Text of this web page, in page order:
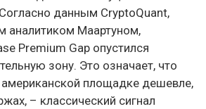
данным CryptoQuant,
аналитиком Маартуном,
Premium Gap опустился
зону. Это означает, что
американской площадке дешевле,
– классический сигнал